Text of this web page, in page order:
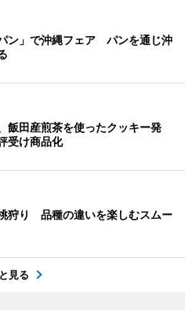
ン」で沖縄フェア パンを通じ沖
飯田産煎茶を使ったクッキー発
受け商品化
狩り 品種の違いを楽しむスムー
見る